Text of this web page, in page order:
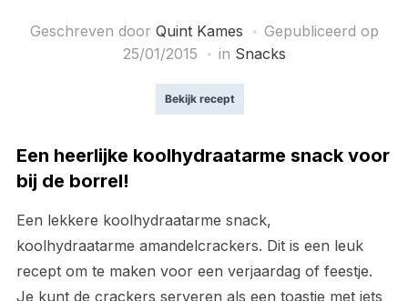
Geschreven door Quint Kames
Gepubliceerd op
25/01/2015
in Snacks
Bekijk recept
Een heerlijke koolhydraatarme snack voor
bij de borrel!
Een lekkere koolhydraatarme snack,
koolhydraatarme amandelcrackers. Dit is een leuk
recept om te maken voor een verjaardag of feestje.
Je kunt de crackers serveren als een toastje met iets